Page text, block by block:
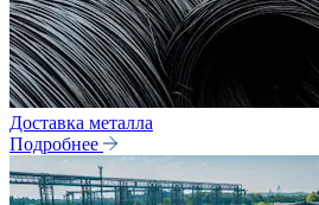
Доставка металла
Подробнее